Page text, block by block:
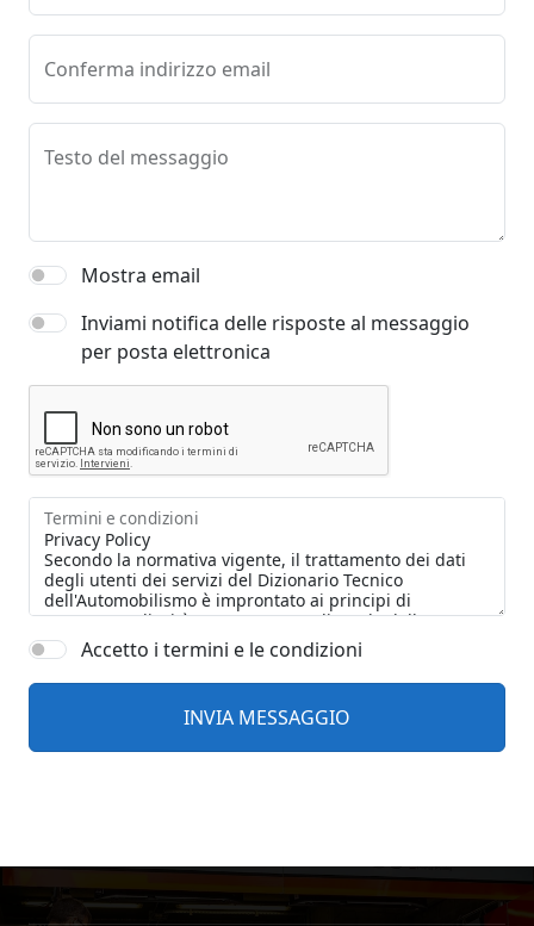
Conferma indirizzo email
Testo del messaggio
Mostra email
Inviami notifica delle risposte al messaggio
per posta elettronica
Termini e condizioni
Accetto i termini e le condizioni